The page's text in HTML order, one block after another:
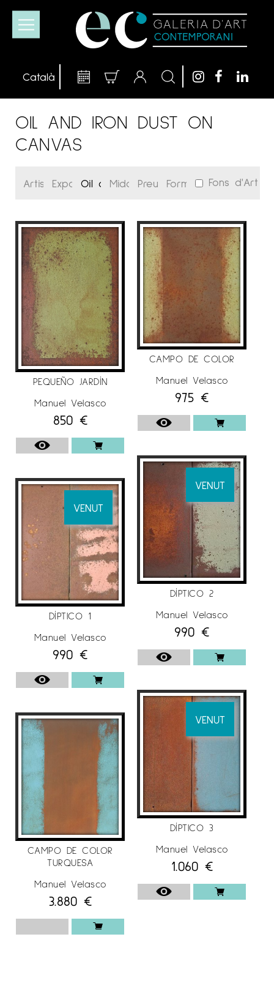
OIL AND IRON DUST ON
CANVAS
Fons d'Art
PEQUEÑO JARDÍN
Manuel Velasco
850 €
VENUT
DÍPTICO 1
Manuel Velasco
990 €
CAMPO DE COLOR
TURQUESA
Manuel Velasco
3.880 €
CAMPO DE COLOR
Manuel Velasco
975 €
VENUT
DÍPTICO 2
Manuel Velasco
990 €
VENUT
DÍPTICO 3
Manuel Velasco
1.060 €